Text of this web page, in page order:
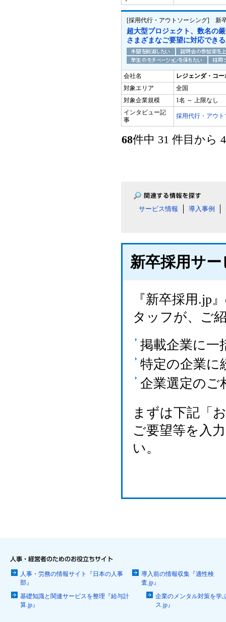
[採用代行・アウトソーシング] 新
超大型プロジェクト、数名の
さまざまなご要望に対応でき
会社名
レジェンダ・コ
対象エリア
全国
対象企業規模
1名 ～ 上限なし
インタビュー記
事
採用代行・アウ
68件中 31 件目から
サービス情報 導入事例
新卒採用サ
『新卒採用.jp
タッフが、ご
掲載企業に一
特定の企業に
企業選定のご
まずは下記「
ご要望等を入
い。
人事・労務の情報サイト『日本の人事
部』
導入前の情報収集『適性検
査.jp』
基礎知識と関連サービスを整理『給与計
算.jp』
企業のメンタル対策を学
ス.jp』